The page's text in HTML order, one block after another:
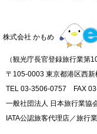
株式会社 かもめ
（観光庁長官登録旅行業第
〒105-0003 東京都港区西
TEL 03-3506-0757 FAX
一般社団法人 日本旅行業協
IATA公認旅客代理店／旅行